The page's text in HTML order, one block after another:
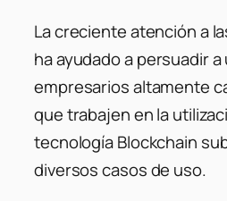
La creciente atención a
ha ayudado a persuadir
empresarios altamente
que trabajen en la
tecnología Blockchain
diversos casos de uso.